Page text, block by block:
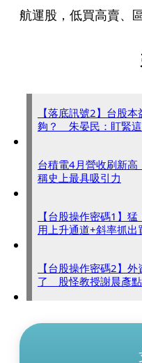
航運股，低買高賣、
【落底訊號2】台股
夠？ 朱晏民：盯緊
台積電4月營收刷新
稱史上最具吸引力
【台股操作密碼1】
用上升通道+斜率抓出
【台股操作密碼2】
了 股怪教授謝晨彥